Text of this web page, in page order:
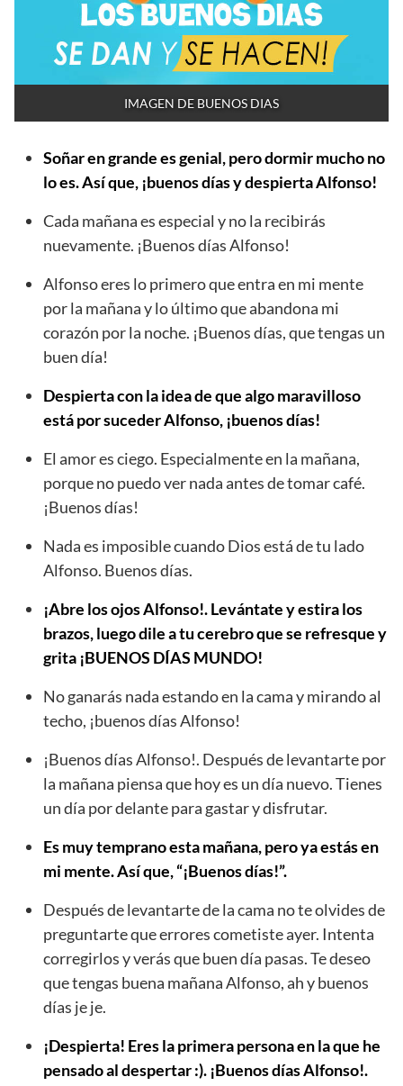
IMAGEN DE BUENOS DIAS
Soñar en grande es genial, pero dormir mucho no
lo es. Así que, ¡buenos días y despierta Alfonso!
Cada mañana es especial y no la recibirás
nuevamente. ¡Buenos días Alfonso!
Alfonso eres lo primero que entra en mi mente
por la mañana y lo último que abandona mi
corazón por la noche. ¡Buenos días, que tengas un
buen día!
Despierta con la idea de que algo maravilloso
está por suceder Alfonso, ¡buenos días!
El amor es ciego. Especialmente en la mañana,
porque no puedo ver nada antes de tomar café.
¡Buenos días!
Nada es imposible cuando Dios está de tu lado
Alfonso. Buenos días.
¡Abre los ojos Alfonso!. Levántate y estira los
brazos, luego dile a tu cerebro que se refresque y
grita ¡BUENOS DÍAS MUNDO!
No ganarás nada estando en la cama y mirando al
techo, ¡buenos días Alfonso!
¡Buenos días Alfonso!. Después de levantarte por
la mañana piensa que hoy es un día nuevo. Tienes
un día por delante para gastar y disfrutar.
Es muy temprano esta mañana, pero ya estás en
mi mente. Así que, “¡Buenos días!”.
Después de levantarte de la cama no te olvides de
preguntarte que errores cometiste ayer. Intenta
corregirlos y verás que buen día pasas. Te deseo
que tengas buena mañana Alfonso, ah y buenos
días je je.
¡Despierta! Eres la primera persona en la que he
pensado al despertar :). ¡Buenos días Alfonso!.